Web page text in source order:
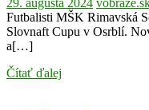
29. augusta 2024
Futbalisti MŠK Rimavská
Slovnaft Cupu v Osrblí.
a[…]
Čítať ďalej